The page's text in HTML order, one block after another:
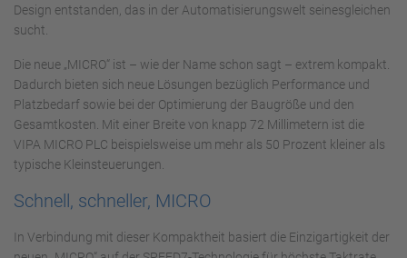
Design entstanden, das in der Automatisierungswelt seinesgleichen
sucht.
Die neue „MICRO“ ist – wie der Name schon sagt – extrem kompakt.
Dadurch bieten sich neue Lösungen bezüglich Performance und
Platzbedarf sowie bei der Optimierung der Baugröße und den
Gesamtkosten. Mit einer Breite von knapp 72 Millimetern ist die
VIPA MICRO PLC beispielsweise um mehr als 50 Prozent kleiner als
typische Kleinsteuerungen.
Schnell, schneller, MICRO
In Verbindung mit dieser Kompaktheit basiert die Einzigartigkeit der